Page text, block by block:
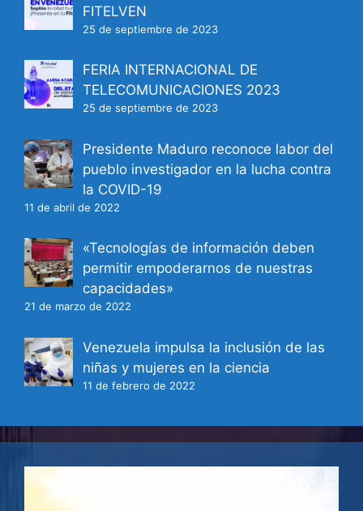
FITELVEN
25 de septiembre de 2023
FERIA INTERNACIONAL DE
TELECOMUNICACIONES 2023
25 de septiembre de 2023
Presidente Maduro reconoce labor del
pueblo investigador en la lucha contra
la COVID-19
11 de abril de 2022
«Tecnologías de información deben
permitir empoderarnos de nuestras
capacidades»
21 de marzo de 2022
Venezuela impulsa la inclusión de las
niñas y mujeres en la ciencia
11 de febrero de 2022